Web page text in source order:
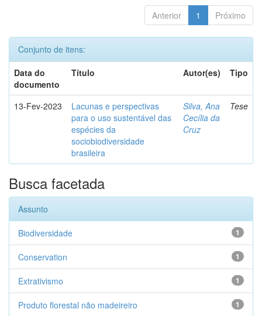
Anterior 1 Próximo
Conjunto de itens:
Data do
documento
Título Autor(es) Tipo
13-Fev-2023
Lacunas e perspectivas
para o uso sustentável das
espécies da
sociobiodiversidade
brasileira
Silva, Ana
Cecília da
Cruz
Tese
Busca facetada
Assunto
1
Biodiversidade
1
Conservation
1
Extrativismo
1
Produto florestal não madeireiro